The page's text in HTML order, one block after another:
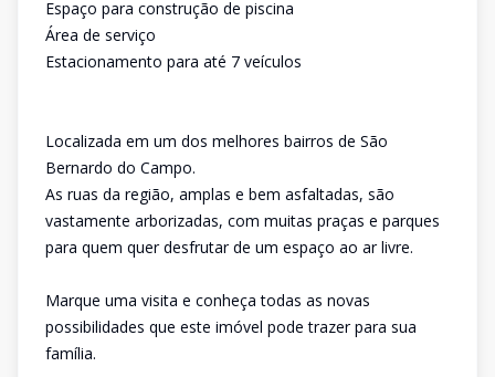
Espaço para construção de piscina
Área de serviço
Estacionamento para até 7 veículos
Localizada em um dos melhores bairros de São
Bernardo do Campo.
As ruas da região, amplas e bem asfaltadas, são
vastamente arborizadas, com muitas praças e parques
para quem quer desfrutar de um espaço ao ar livre.
Marque uma visita e conheça todas as novas
possibilidades que este imóvel pode trazer para sua
família.